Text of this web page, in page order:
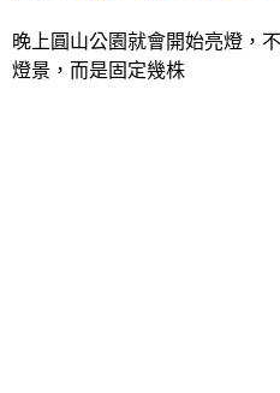
晚上圓山公園就會開始亮燈，
燈景，而是固定幾株